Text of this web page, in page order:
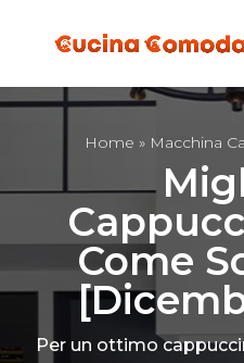
Home » Macchina
Come
Per un ottimo